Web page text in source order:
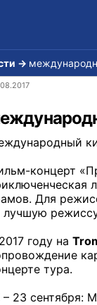
→
концерт
Для
лучшую
году на
тура.
– 23 сентября: